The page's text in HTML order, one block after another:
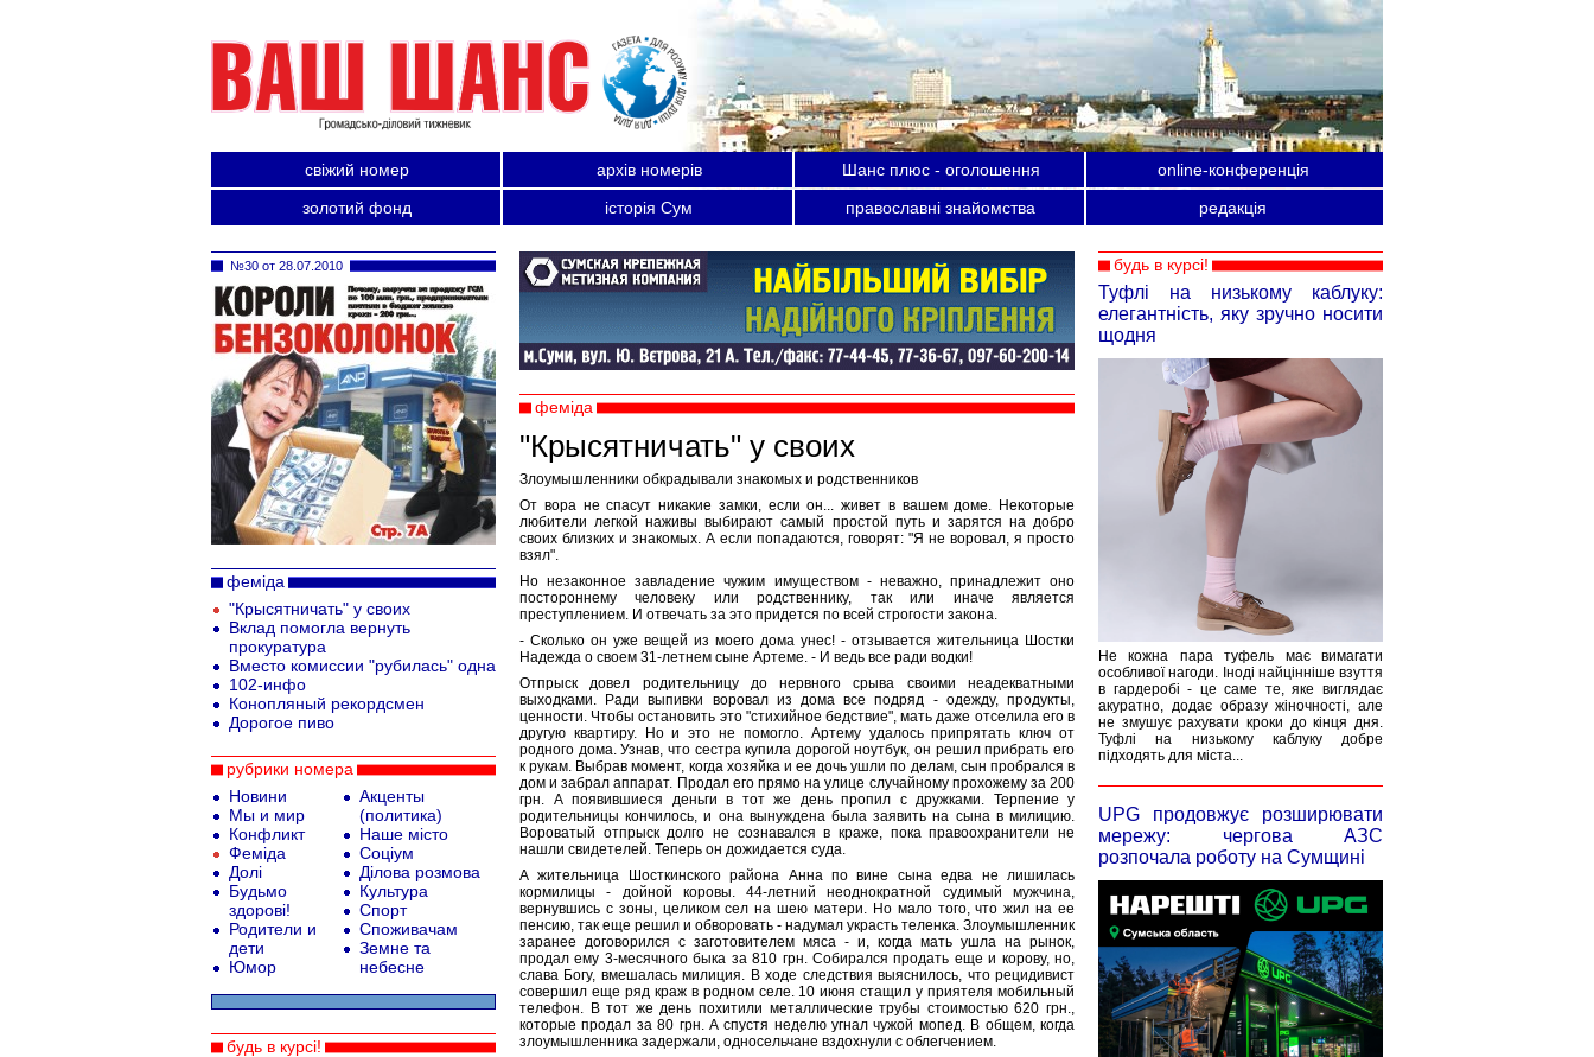
свіжий номер архів номерів Шанс плюс - оголошення
online-конференція
золотий фонд
історія Сум православні знайомства редакція
феміда
"Крысятничать" у своих
Злоумышленники обкрадывали знакомых и родственников
От вора не спасут никакие замки, если он... живет в вашем доме. Некоторые
любители легкой наживы выбирают самый простой путь и зарятся на добро
своих близких и знакомых. А если попадаются, говорят: "Я не воровал, я просто
взял".
Но незаконное завладение чужим имуществом - неважно, принадлежит оно
постороннему человеку или родственнику, так или иначе является
преступлением. И отвечать за это придется по всей строгости закона.
- Сколько он уже вещей из моего дома унес! - отзывается жительница Шостки
Надежда о своем 31-летнем сыне Артеме. - И ведь все ради водки!
Отпрыск довел родительницу до нервного срыва своими неадекватными
выходками. Ради выпивки воровал из дома все подряд - одежду, продукты,
ценности. Чтобы остановить это "стихийное бедствие", мать даже отселила его в
другую квартиру. Но и это не помогло. Артему удалось припрятать ключ от
родного дома. Узнав, что сестра купила дорогой ноутбук, он решил прибрать его
к рукам. Выбрав момент, когда хозяйка и ее дочь ушли по делам, сын пробрался в
дом и забрал аппарат. Продал его прямо на улице случайному прохожему за 200
грн. А появившиеся деньги в тот же день пропил с дружками. Терпение у
родительницы кончилось, и она вынуждена была заявить на сына в милицию.
Вороватый отпрыск долго не сознавался в краже, пока правоохранители не
нашли свидетелей. Теперь он дожидается суда.
А жительница Шосткинского района Анна по вине сына едва не лишилась
кормилицы - дойной коровы. 44-летний неоднократной судимый мужчина,
вернувшись с зоны, целиком сел на шею матери. Но мало того, что жил на ее
пенсию, так еще решил и обворовать - надумал украсть теленка. Злоумышленник
заранее договорился с заготовителем мяса - и, когда мать ушла на рынок,
продал ему 3-месячного быка за 810 грн. Собирался продать еще и корову, но,
слава Богу, вмешалась милиция. В ходе следствия выяснилось, что рецидивист
совершил еще ряд краж в родном селе. 10 июня стащил у приятеля мобильный
телефон. В тот же день похитили металлические трубы стоимостью 620 грн.,
которые продал за 80 грн. А спустя неделю угнал чужой мопед. В общем, когда
злоумышленника задержали, односельчане вздохнули с облегчением.
будь в курсі!
Туфлі на низькому каблуку:
елегантність, яку зручно носити
щодня
Не кожна пара туфель має вимагати
особливої нагоди. Іноді найцінніше взуття
в гардеробі - це саме те, яке виглядає
акуратно, додає образу жіночності, але
не змушує рахувати кроки до кінця дня.
Туфлі на низькому каблуку добре
підходять для міста...
UPG продовжує розширювати
мережу: чергова АЗС
розпочала роботу на Сумщині
№30 от 28.07.2010
феміда
"Крысятничать" у своих
Вклад помогла вернуть
прокуратура
Вместо комиссии "рубилась" одна
102-инфо
Конопляный рекордсмен
Дорогое пиво
рубрики номера
Новини
Мы и мир
Конфликт
Феміда
Долі
Будьмо
здорові!
Родители и
дети
Юмор
Акценты
(политика)
Наше місто
Соціум
Ділова розмова
Культура
Спорт
Споживачам
Земне та
небесне
будь в курсі!